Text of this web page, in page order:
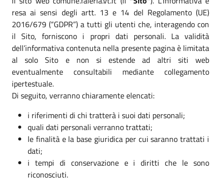
resa ai sensi degli artt. 13 e 14 del Regolamento (UE)
2016/679 (“GDPR”) a tutti gli utenti che, interagendo con
il Sito, forniscono i propri dati personali. La validità
dell’informativa contenuta nella presente pagina è limitata
al solo Sito e non si estende ad altri siti web
eventualmente consultabili mediante collegamento
ipertestuale.
Di seguito, verranno chiaramente elencati:
i riferimenti di chi tratterà i suoi dati personali;
quali dati personali verranno trattati;
le finalità e la base giuridica per cui saranno trattati i
dati;
i tempi di conservazione e i diritti che le sono
riconosciuti.